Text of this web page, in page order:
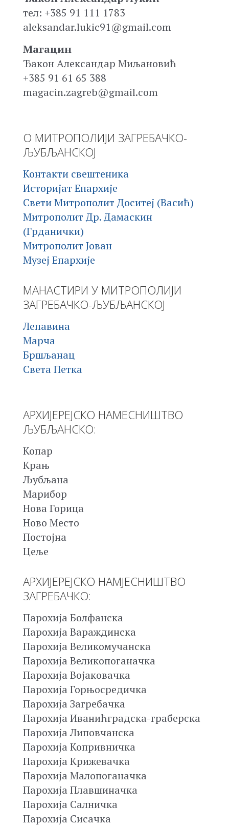
тел: +385 91 111 1783
aleksandar.lukic91@gmail.com
Магацин
Ђакон Александар Миљановић
+385 91 61 65 388
magacin.zagreb@gmail.com
О МИТРОПОЛИЈИ ЗАГРЕБАЧКО-
ЉУБЉАНСКОЈ
Контакти свештеника
Историјат Епархије
Свети Митрополит Доситеј (Васић)
Митрополит Др. Дамаскин
(Грданички)
Митрополит Јован
Музеј Епархије
МАНАСТИРИ У МИТРОПОЛИЈИ
ЗАГРЕБАЧКО-ЉУБЉАНСКОЈ
Лепавина
Марча
Бршљанац
Света Петка
АРХИЈЕРЕЈСКО НАМЕСНИШТВО
ЉУБЉАНСКО:
Копар
Крањ
Љубљана
Марибор
Нова Горица
Ново Место
Постојна
Цеље
АРХИЈЕРЕЈСКО НАМЈЕСНИШТВО
ЗАГРЕБАЧКО:
Парохија Болфанска
Парохија Вараждинска
Парохија Великомучанска
Парохија Великопоганачка
Парохија Војаковачка
Парохија Горњосредичка
Парохија Загребачка
Парохија Иванићградска-граберска
Парохија Липовчанска
Парохија Копривничка
Парохија Крижевачка
Парохија Малопоганачка
Парохија Плавшиначка
Парохија Салничка
Парохија Сисачка